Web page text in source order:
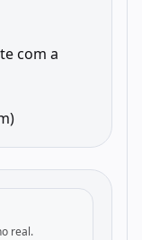
com a
real.